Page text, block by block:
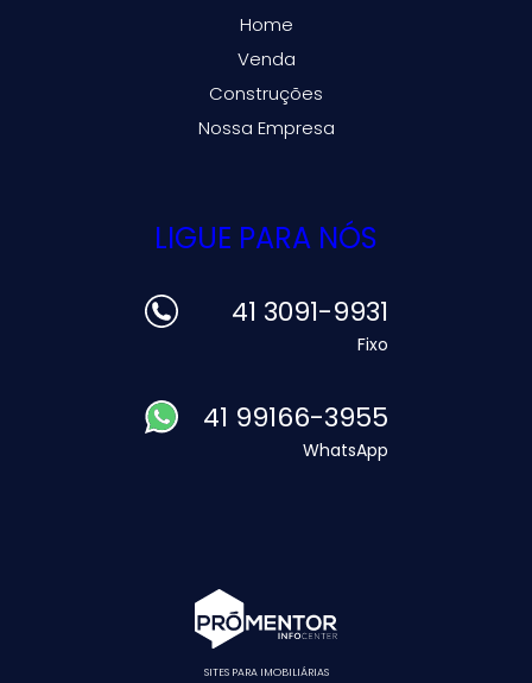
Home
Venda
Construções
Nossa Empresa
LIGUE PARA NÓS
41 3091-9931
Fixo
41 99166-3955
WhatsApp
SITES PARA IMOBILIÁRIAS